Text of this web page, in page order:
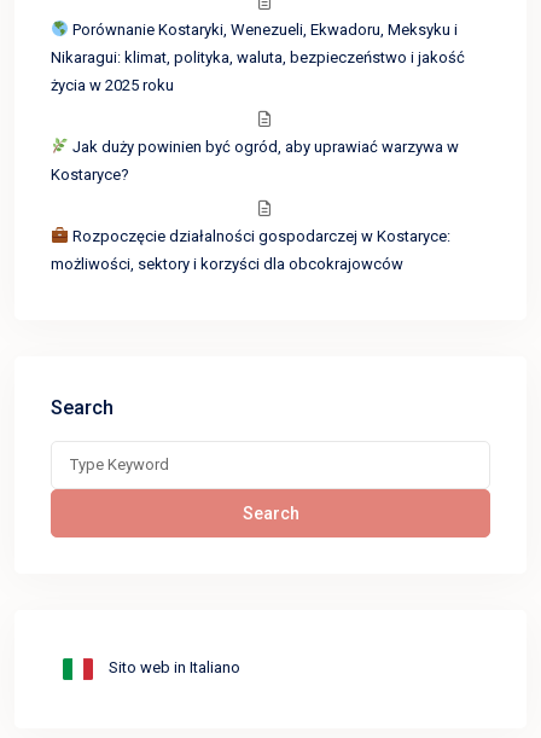
Porównanie Kostaryki, Wenezueli, Ekwadoru, Meksyku i
Nikaragui: klimat, polityka, waluta, bezpieczeństwo i jakość
życia w 2025 roku
Jak duży powinien być ogród, aby uprawiać warzywa w
Kostaryce?
Rozpoczęcie działalności gospodarczej w Kostaryce:
możliwości, sektory i korzyści dla obcokrajowców
Search
Search
Sito web in Italiano